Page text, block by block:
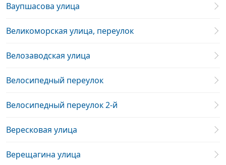
Ваупшасова улица
Великоморская улица, переулок
Велозаводская улица
Велосипедный переулок
Велосипедный переулок 2-й
Вересковая улица
Верещагина улица